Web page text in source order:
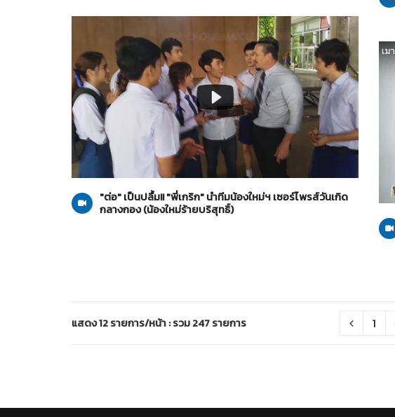
20-06-2559
น้องใหม่ร้ายบริสุทธิ์
"ต่อ" เป็นปลื้ม!! "พี่เกริก" นำทีมน้องใหม่ฯ เซอร์ไพรส์วันเกิด
กลางกอง (น้องใหม่ร้ายบริสุทธิ์)
แสดง 12 รายการ/หน้า : รวม 247 รายการ 1